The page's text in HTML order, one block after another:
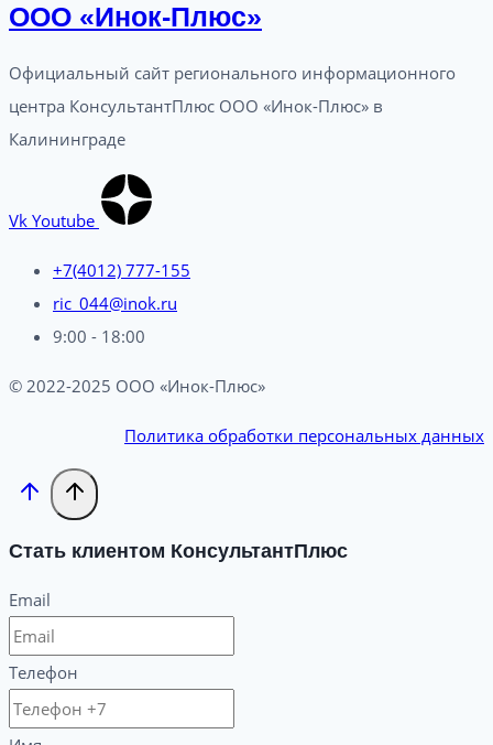
ООО «Инок-Плюс»
Официальный сайт регионального информационного
центра КонсультантПлюс ООО «Инок-Плюс» в
Калининграде
Vk Youtube
+7(4012) 777-155
ric_044@inok.ru
9:00 - 18:00
© 2022-2025 ООО «Инок-Плюс»
Политика обработки персональных данных
Стать клиентом КонсультантПлюс
Email
Телефон